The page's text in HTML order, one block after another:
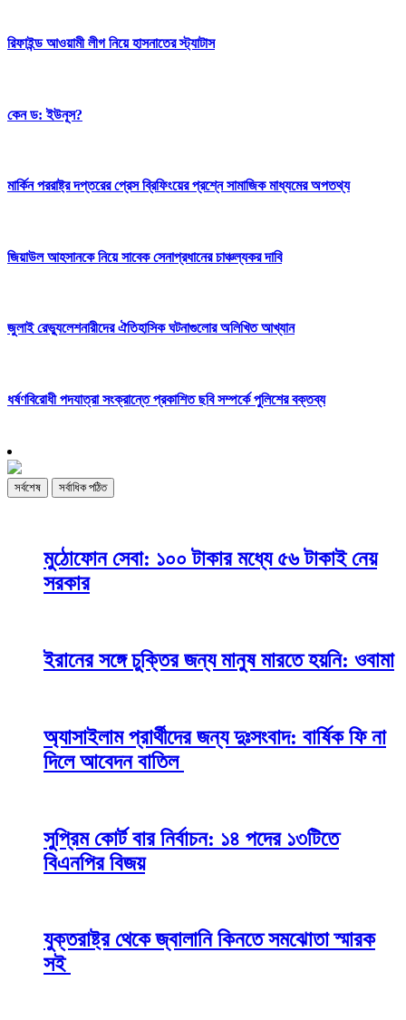
রিফাইন্ড আওয়ামী লীগ নিয়ে হাসনাতের স্ট্যাটাস
কেন ড: ইউনূস?
মার্কিন পররাষ্ট্র দপ্তরের প্রেস ব্রিফিংয়ের প্রশ্নে সামাজিক মাধ্যমের অপতথ্য
জিয়াউল আহসানকে নিয়ে সাবেক সেনাপ্রধানের চাঞ্চল্যকর দাবি
জুলাই রেভ্যুলেশনারীদের ঐতিহাসিক ঘটনাগুলোর অলিখিত আখ্যান
ধর্ষণবিরোধী পদযাত্রা সংক্রান্তে প্রকাশিত ছবি সম্পর্কে পুলিশের বক্তব্য
সর্বশেষ সর্বাধিক পঠিত
মুঠোফোন সেবা: ১০০ টাকার মধ্যে ৫৬ টাকাই নেয়
সরকার
ইরানের সঙ্গে চুক্তির জন্য মানুষ মারতে হয়নি: ওবামা
অ্যাসাইলাম প্রার্থীদের জন্য দুঃসংবাদ: বার্ষিক ফি না
দিলে আবেদন বাতিল
সুপ্রিম কোর্ট বার নির্বাচন: ১৪ পদের ১৩টিতে
বিএনপির বিজয়
যুক্তরাষ্ট্র থেকে জ্বালানি কিনতে সমঝোতা স্মারক
সই